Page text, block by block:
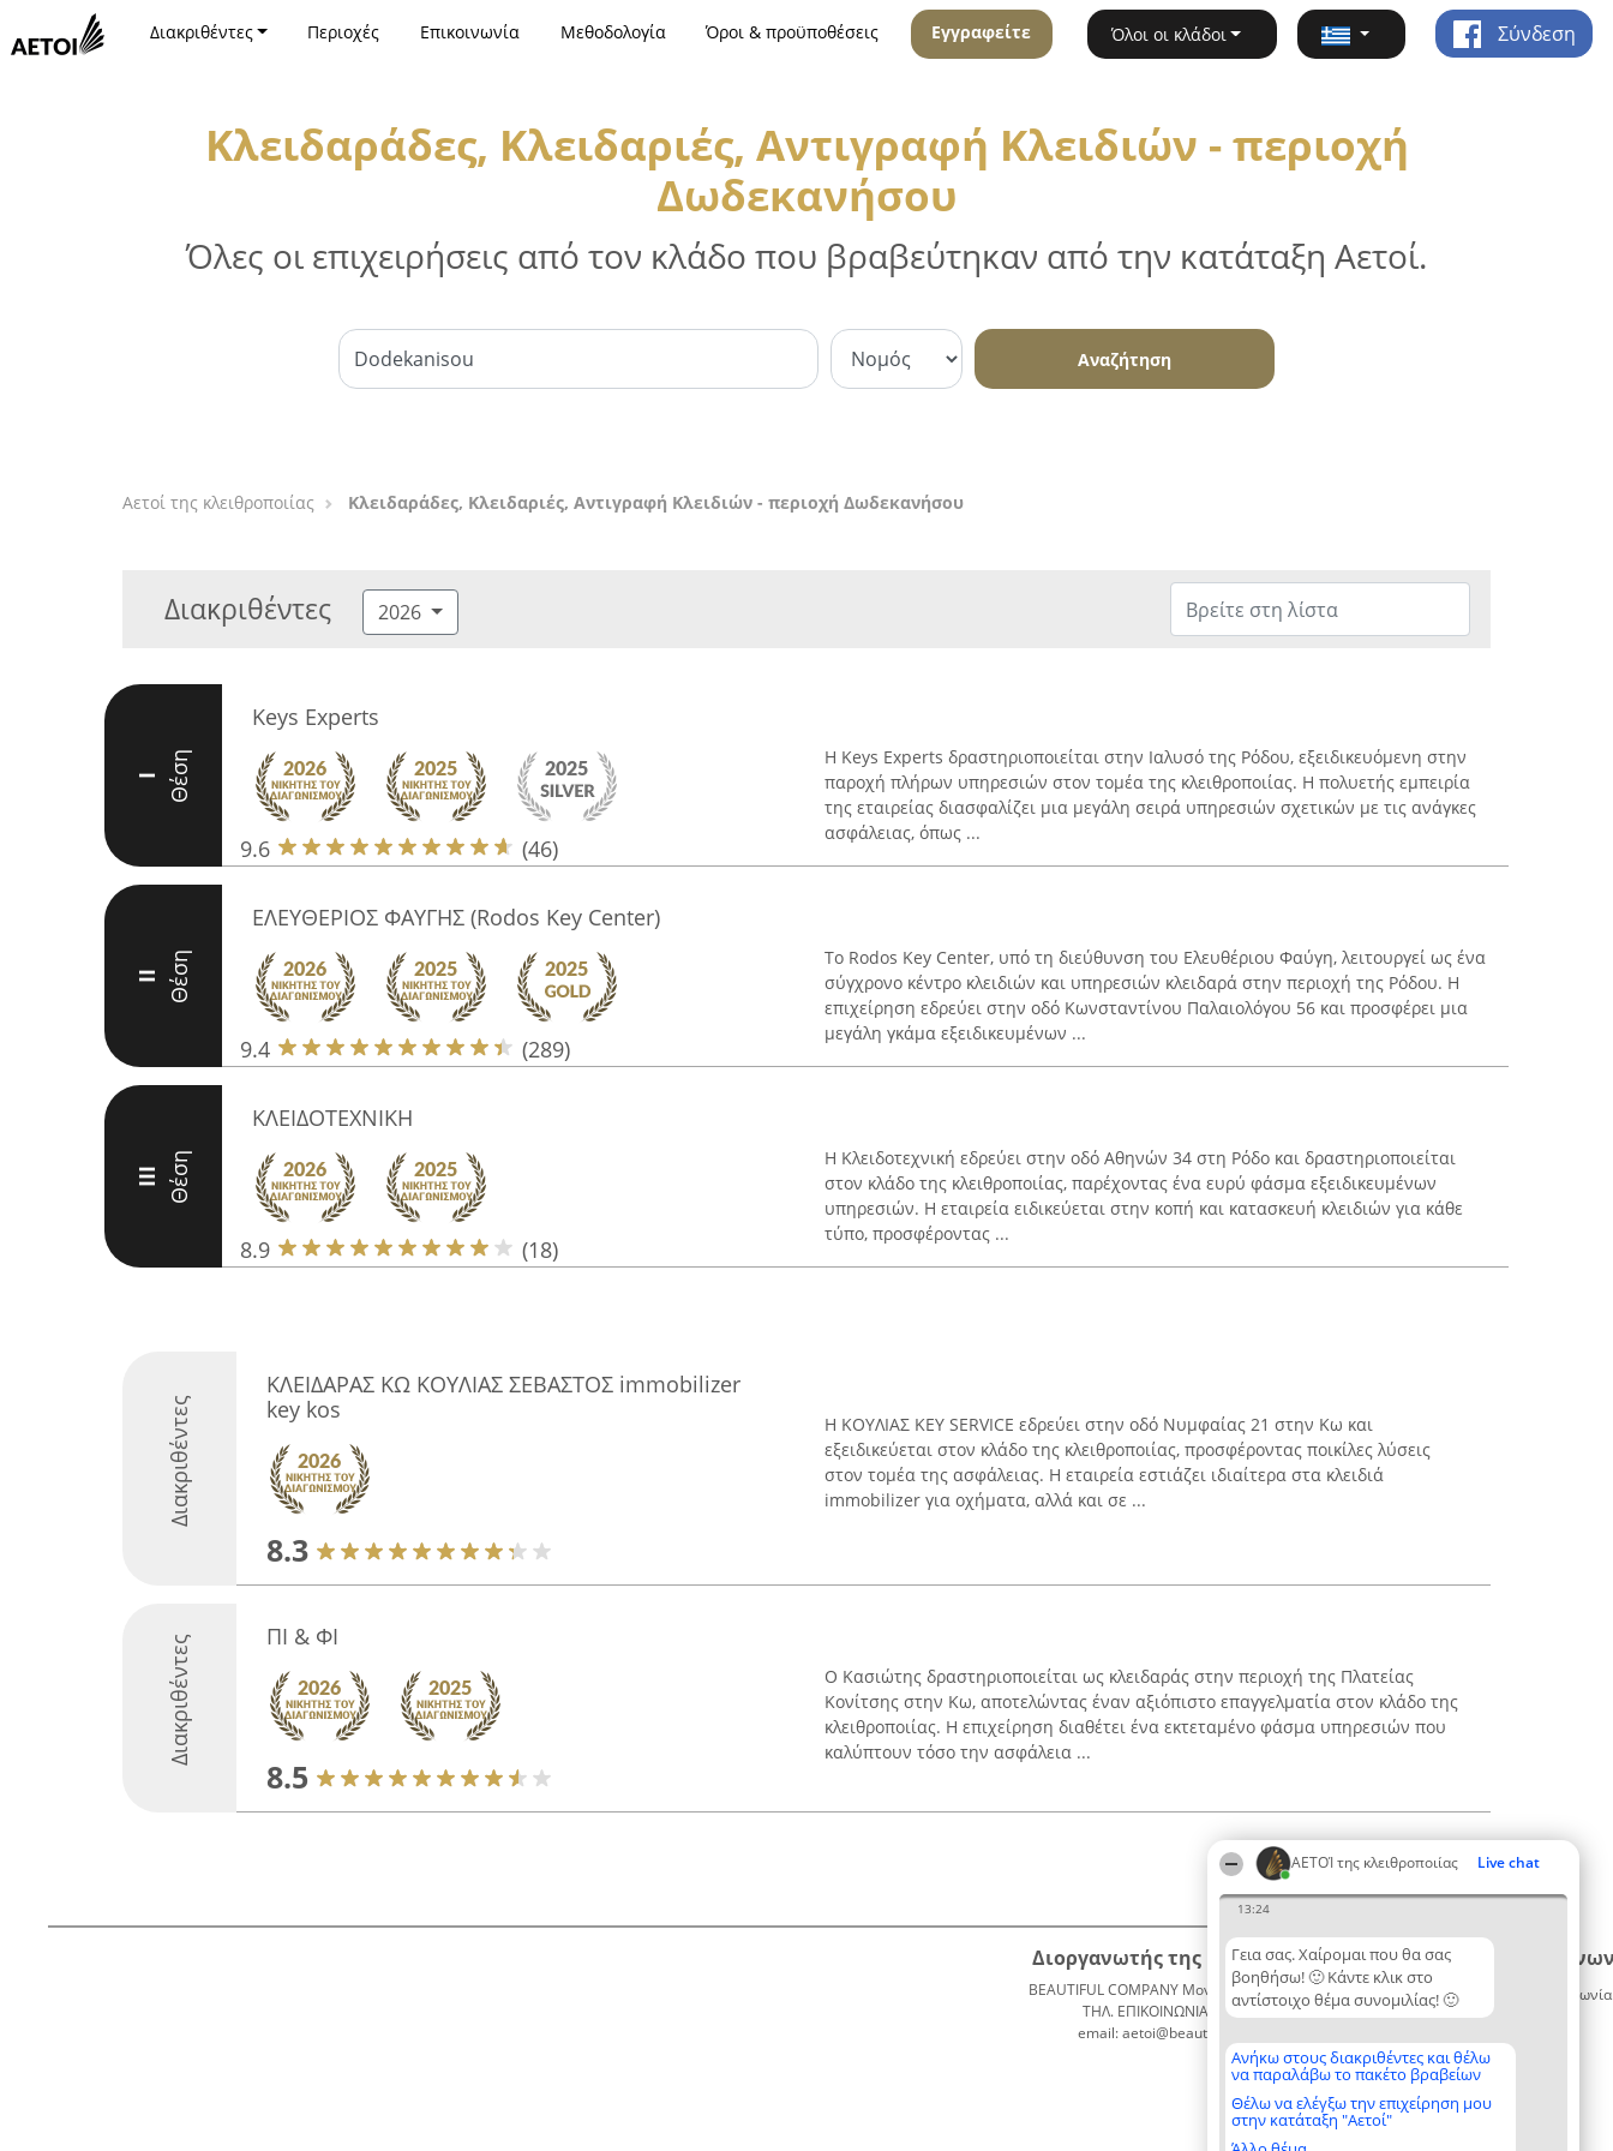
ΑΕΤΟΊ της κλειθροποιίας Live chat
13:24
Γεια σας. Χαίρομαι που θα σας
βοηθήσω! 🙂 Κάντε κλικ στο
αντίστοιχο θέμα συνομιλίας! 🙂
Ανήκω στους διακριθέντες και θέλω
να παραλάβω το πακέτο βραβείων
Θέλω να ελέγξω την επιχείρηση μου
στην κατάταξη "Αετοί"
Διακριθέντες Περιοχές Επικοινωνία Μεθοδολογία Όροι & προϋποθέσεις Εγγραφείτε Όλοι οι κλάδοι Σύνδεση
Κλειδαράδες, Κλειδαριές, Αντιγραφή Κλειδιών - περιοχή
Δωδεκανήσου
Όλες οι επιχειρήσεις από τον κλάδο που βραβεύτηκαν από την κατάταξη Αετοί.
Αναζήτηση
Αετοί της κλειθροποιίας Κλειδαράδες, Κλειδαριές, Αντιγραφή Κλειδιών - περιοχή Δωδεκανήσου
Διακριθέντες 2026
I Θέση
Keys Experts
9.6 (46)
Η Keys Experts δραστηριοποιείται στην Ιαλυσό της Ρόδου, εξειδικευόμενη στην
παροχή πλήρων υπηρεσιών στον τομέα της κλειθροποιίας. Η πολυετής εμπειρία
της εταιρείας διασφαλίζει μια μεγάλη σειρά υπηρεσιών σχετικών με τις ανάγκες
ασφάλειας, όπως ...
II Θέση
ΕΛΕΥΘΕΡΙΟΣ ΦΑΥΓΗΣ (Rodos Key Center)
9.4 (289)
Το Rodos Key Center, υπό τη διεύθυνση του Ελευθέριου Φαύγη, λειτουργεί ως ένα
σύγχρονο κέντρο κλειδιών και υπηρεσιών κλειδαρά στην περιοχή της Ρόδου. Η
επιχείρηση εδρεύει στην οδό Κωνσταντίνου Παλαιολόγου 56 και προσφέρει μια
μεγάλη γκάμα εξειδικευμένων ...
III Θέση
ΚΛΕΙΔΟΤΕΧΝΙΚΗ
8.9 (18)
Η Κλειδοτεχνική εδρεύει στην οδό Αθηνών 34 στη Ρόδο και δραστηριοποιείται
στον κλάδο της κλειθροποιίας, παρέχοντας ένα ευρύ φάσμα εξειδικευμένων
υπηρεσιών. Η εταιρεία ειδικεύεται στην κοπή και κατασκευή κλειδιών για κάθε
τύπο, προσφέροντας ...
Διακριθέντες
ΚΛΕΙΔΑΡΑΣ ΚΩ ΚΟΥΛΙΑΣ ΣΕΒΑΣΤΟΣ immobilizer
key kos
8.3
Η ΚΟΥΛΙΑΣ KEY SERVICE εδρεύει στην οδό Νυμφαίας 21 στην Κω και
εξειδικεύεται στον κλάδο της κλειθροποιίας, προσφέροντας ποικίλες λύσεις
στον τομέα της ασφάλειας. Η εταιρεία εστιάζει ιδιαίτερα στα κλειδιά
immobilizer για οχήματα, αλλά και σε ...
Διακριθέντες ΠΙ & ΦΙ
8.5
Ο Κασιώτης δραστηριοποιείται ως κλειδαράς στην περιοχή της Πλατείας
Κονίτσης στην Κω, αποτελώντας έναν αξιόπιστο επαγγελματία στον κλάδο της
κλειθροποιίας. Η επιχείρηση διαθέτει ένα εκτεταμένο φάσμα υπηρεσιών που
καλύπτουν τόσο την ασφάλεια ...
Διοργανωτής της κατάταξης
BEAUTIFUL COMPANY Μονοπρόσωπη ΙΚΕ
ΤΗΛ. ΕΠΙΚΟΙΝΩΝΙΑΣ: 2104128019
email: aetoi@beautifulcompany.co
Κατάταξη
Διακριθέντες
Λίστα
διακριθέντων
Μεθοδολογία
Όροι &
προϋποθέσεις
Επικοινωνία